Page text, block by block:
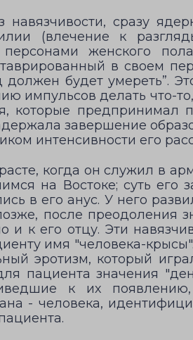
сразу
(влечение к
женского
в своем
будет умереть”.
импульсов делать что-
предпринимал
завершение
интенсивности его
когда он служил в
на Востоке; суть его
в его анус. У него
после преодоления
к его отцу. Эти
имя "человека-
эротизм, который
пациента значения
к их
- человека,